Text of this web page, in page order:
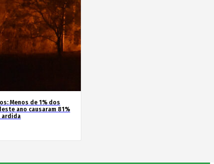
Menos de 1% dos
ano causaram 81%
ardida